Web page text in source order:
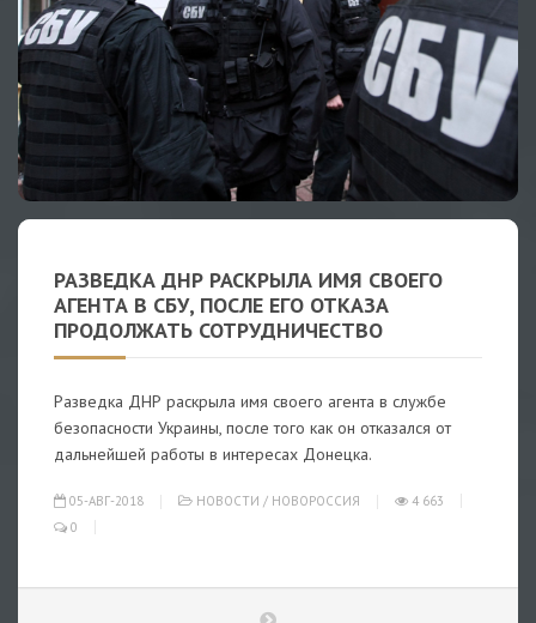
РАЗВЕДКА ДНР РАСКРЫЛА ИМЯ СВОЕГО
АГЕНТА В СБУ, ПОСЛЕ ЕГО ОТКАЗА
ПРОДОЛЖАТЬ СОТРУДНИЧЕСТВО
Разведка ДНР раскрыла имя своего агента в службе
безопасности Украины, после того как он отказался от
дальнейшей работы в интересах Донецка.
05-АВГ-2018 НОВОСТИ / НОВОРОССИЯ
4 663
0